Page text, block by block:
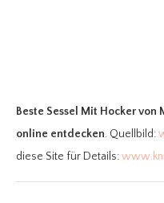
Beste Sessel Mit Hockervon
online entdecken. Quellbild:
diese Site für Details: